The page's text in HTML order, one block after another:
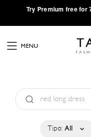
·Try Premium free for
MENU
Tipo: All